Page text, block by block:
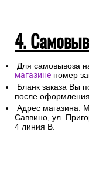
4.
Для самовывоза
магазине номер
Бланк заказа Вы
после
Адрес магазина:
Саввино, ул.
4 линия В.